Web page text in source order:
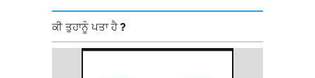
ਕੀ ਤੁਹਾਨੂੰ ਪਤਾ ਹੈ ?